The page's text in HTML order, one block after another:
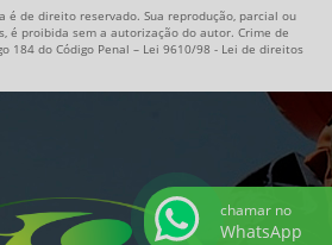
é de direito reservado. Sua reprodução, parcial ou
é proibida sem a autorização do autor. Crime de
184 do Código Penal – Lei 9610/98 - Lei de direitos
chamar no
WhatsApp